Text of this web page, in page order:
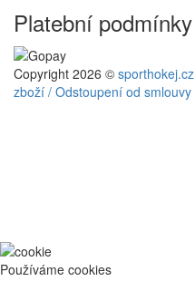
Platební podmínky
Copyright 2026 © sporthokej.cz
zboží / Odstoupení od smlouvy
Používáme cookies